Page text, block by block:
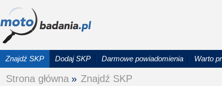
Znajdź SKP Dodaj SKP Darmowe powiadomienia Warto
Strona główna » Znajdź SKP